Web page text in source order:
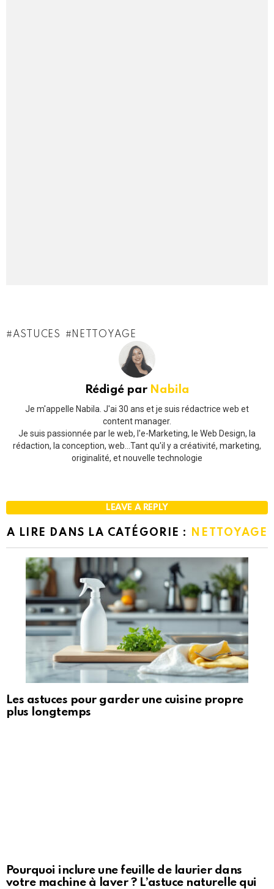
ASTUCES NETTOYAGE
Rédigé par Nabila
Je m'appelle Nabila. J'ai 30 ans et je suis rédactrice web et
content manager.
Je suis passionnée par le web, l'e-Marketing, le Web Design, la
rédaction, la conception, web...Tant qu'il y a créativité, marketing,
originalité, et nouvelle technologie
LEAVE A REPLY
A LIRE DANS LA CATÉGORIE : NETTOYAGE
Les astuces pour garder une cuisine propre
plus longtemps
Pourquoi inclure une feuille de laurier dans
votre machine à laver ? L’astuce naturelle qui